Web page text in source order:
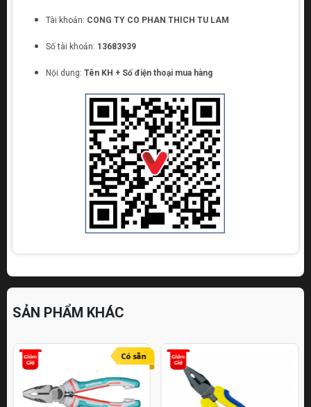
Tài khoản: CONG TY CO PHAN THICH TU LAM
Số tài khoản: 13683939
Nội dung: Tên KH + Số điện thoại mua hàng
SẢN PHẨM KHÁC
Có sẵn